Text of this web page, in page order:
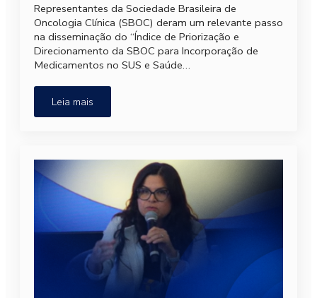
Representantes da Sociedade Brasileira de
Oncologia Clínica (SBOC) deram um relevante passo
na disseminação do “Índice de Priorização e
Direcionamento da SBOC para Incorporação de
Medicamentos no SUS e Saúde…
Leia mais